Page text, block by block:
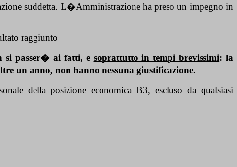
suddetta. L�Amministrazione ha preso un impegno in
raggiunto
si passer� ai fatti, e soprattutto in tempi brevissimi: la
un anno, non hanno nessuna giustificazione.
della posizione economica B3, escluso da qualsiasi